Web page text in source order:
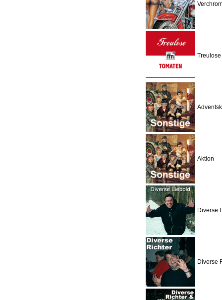
Treulose
Aktion
Diverse
Diverse